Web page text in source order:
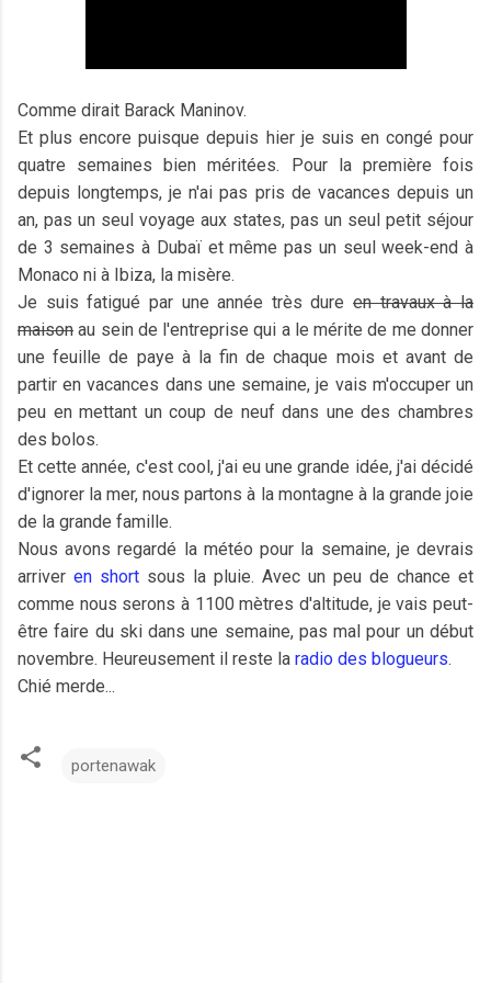
Comme dirait Barack Maninov.
Et plus encore puisque depuis hier je suis en congé pour
quatre semaines bien méritées. Pour la première fois
depuis longtemps, je n'ai pas pris de vacances depuis un
an, pas un seul voyage aux states, pas un seul petit séjour
de 3 semaines à Dubaï et même pas un seul week-end à
Monaco ni à Ibiza, la misère.
Je suis fatigué par une année très dureen travaux à la
maison au sein de l'entreprise qui a le mérite de me donner
une feuille de paye à la fin de chaque mois et avant de
partir en vacances dans une semaine, je vais m'occuper un
peu en mettant un coup de neuf dans une des chambres
des bolos.
Et cette année, c'est cool, j'ai eu une grande idée, j'ai décidé
d'ignorer la mer, nous partons à la montagne à la grande joie
de la grande famille.
Nous avons regardé la météo pour la semaine, je devrais
arriver en short sous la pluie. Avec un peu de chance et
comme nous serons à 1100 mètres d'altitude, je vais peut-
être faire du ski dans une semaine, pas mal pour un début
novembre. Heureusement il reste la radio des blogueurs.
Chié merde...
portenawak